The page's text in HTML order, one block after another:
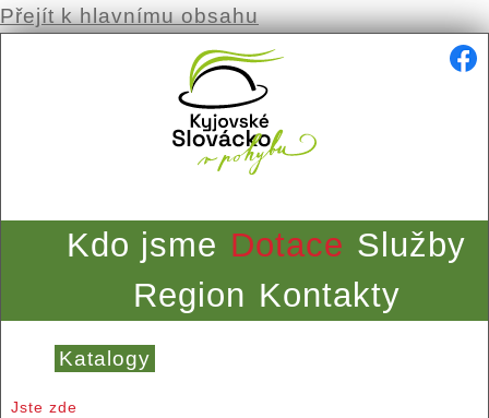
Přejít k hlavnímu obsahu
Kdo jsme Dotace Služby
Region Kontakty
Katalogy
Jste zde